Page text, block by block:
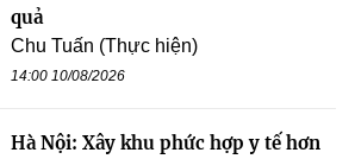
quả
Chu Tuấn (Thực hiện)
14:00 10/08/2026
Hà Nội: Xây khu phức hợp y tế hơn